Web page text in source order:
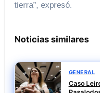
tierra”, expresó.
Noticias similares
GENERAL
Caso